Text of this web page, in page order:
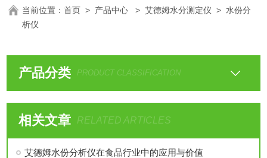
当前位置：首页 > 产品中心 >艾德姆水分测定仪 > 水份分
析仪
产品分类 PRODUCT CLASSIFICATION
相关文章 RELATED ARTICLES
艾德姆水份分析仪在食品行业中的应用与价值